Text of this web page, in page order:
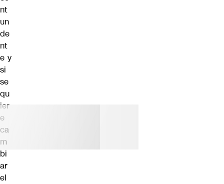
nt
un
de
nt
e y
si
se
qu
ier
e
ca
m
bi
ar
el